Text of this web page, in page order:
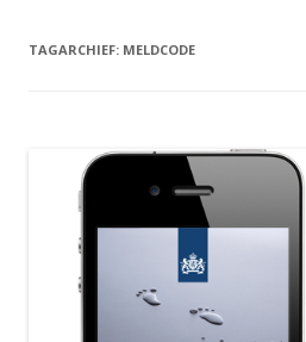
TAGARCHIEF: MELDCODE